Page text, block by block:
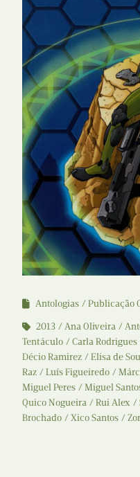
Antologias
Publicação
2013
Ana Oliveira
Tentáculo
Carla Rodrigues
Décio Ramirez
Elisa de
Raz
Luís Figueiredo
Miguel Peres
Miguel
Quico Nogueira
Rui Alex
Brochado
Xico Santos